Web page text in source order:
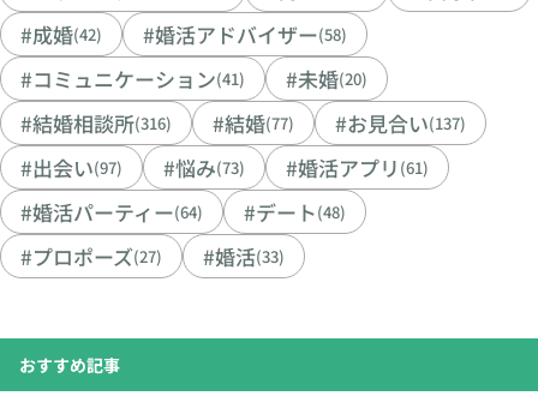
#成婚(42) #婚活アドバイザー(58)
#コミュニケーション(41) #未婚(20)
#結婚相談所(316) #結婚(77) #お見合い(137)
#出会い(97) #悩み(73) #婚活アプリ (61)
#婚活パーティー(64) #デート(48)
#プロポーズ(27) #婚活(33)
おすすめ記事